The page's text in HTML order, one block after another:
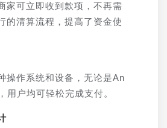
家可立即收到款项，不再需
的清算流程，提高了资金使
操作系统和设备，无论是An
用户均可轻松完成支付。